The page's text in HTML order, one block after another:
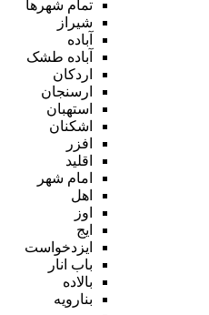
تمام شهر‌ها
شیراز
آباده
آباده طشک
اردکان
ارسنجان
استهبان
اشکنان
افزر
اقلید
امام شهر
اهل
اوز
ایج
ایزدخواست
باب انار
بالاده
بنارویه